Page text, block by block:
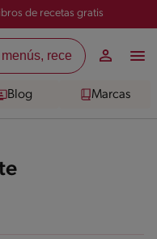
de recetas gratis
Blog Marcas